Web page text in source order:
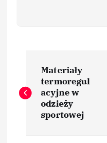
a
Materiały
termoregul
acyjne w
odzieży
sportowej